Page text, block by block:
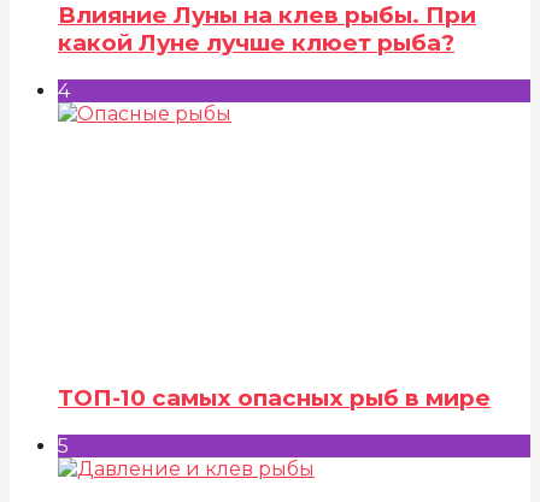
Влияние Луны на клев рыбы. При
какой Луне лучше клюет рыба?
4
ТОП-10 самых опасных рыб в мире
5